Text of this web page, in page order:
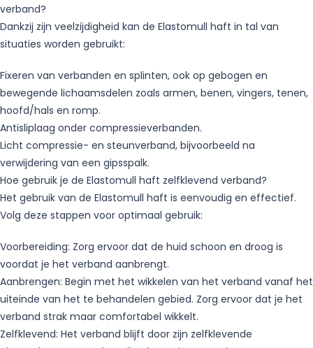
verband?
Dankzij zijn veelzijdigheid kan de Elastomull haft in tal van
situaties worden gebruikt:
Fixeren van verbanden en splinten, ook op gebogen en
bewegende lichaamsdelen zoals armen, benen, vingers, tenen,
hoofd/hals en romp.
Antisliplaag onder compressieverbanden.
Licht compressie- en steunverband, bijvoorbeeld na
verwijdering van een gipsspalk.
Hoe gebruik je de Elastomull haft zelfklevend verband?
Het gebruik van de Elastomull haft is eenvoudig en effectief.
Volg deze stappen voor optimaal gebruik:
Voorbereiding: Zorg ervoor dat de huid schoon en droog is
voordat je het verband aanbrengt.
Aanbrengen: Begin met het wikkelen van het verband vanaf het
uiteinde van het te behandelen gebied. Zorg ervoor dat je het
verband strak maar comfortabel wikkelt.
Zelfklevend: Het verband blijft door zijn zelfklevende